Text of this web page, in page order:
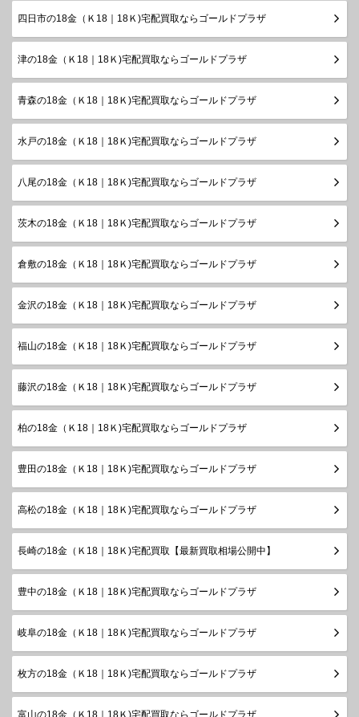
四日市の18金（Ｋ18｜18Ｋ)宅配買取ならゴールドプラザ
津の18金（Ｋ18｜18Ｋ)宅配買取ならゴールドプラザ
青森の18金（Ｋ18｜18Ｋ)宅配買取ならゴールドプラザ
水戸の18金（Ｋ18｜18Ｋ)宅配買取ならゴールドプラザ
八尾の18金（Ｋ18｜18Ｋ)宅配買取ならゴールドプラザ
茨木の18金（Ｋ18｜18Ｋ)宅配買取ならゴールドプラザ
倉敷の18金（Ｋ18｜18Ｋ)宅配買取ならゴールドプラザ
金沢の18金（Ｋ18｜18Ｋ)宅配買取ならゴールドプラザ
福山の18金（Ｋ18｜18Ｋ)宅配買取ならゴールドプラザ
藤沢の18金（Ｋ18｜18Ｋ)宅配買取ならゴールドプラザ
柏の18金（Ｋ18｜18Ｋ)宅配買取ならゴールドプラザ
豊田の18金（Ｋ18｜18Ｋ)宅配買取ならゴールドプラザ
高松の18金（Ｋ18｜18Ｋ)宅配買取ならゴールドプラザ
長崎の18金（Ｋ18｜18Ｋ)宅配買取【最新買取相場公開中】
豊中の18金（Ｋ18｜18Ｋ)宅配買取ならゴールドプラザ
岐阜の18金（Ｋ18｜18Ｋ)宅配買取ならゴールドプラザ
枚方の18金（Ｋ18｜18Ｋ)宅配買取ならゴールドプラザ
富山の18金（Ｋ18｜18Ｋ)宅配買取ならゴールドプラザ